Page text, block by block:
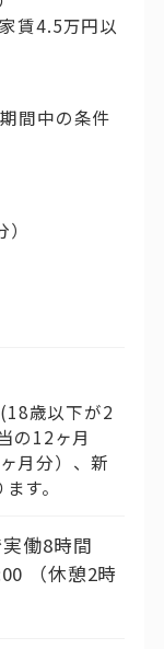
賃4.5万円以
間中の条件
歳以下が2
の12ヶ月
月分）、新
す。
働8時間
（休憩2時